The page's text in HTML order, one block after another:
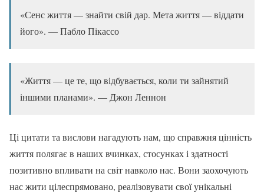
«Сенс життя — знайти свій дар. Мета життя — віддати
його». — Пабло Пікассо
«Життя — це те, що відбувається, коли ти зайнятий
іншими планами». — Джон Леннон
Ці цитати та вислови нагадують нам, що справжня цінність
життя полягає в наших вчинках, стосунках і здатності
позитивно впливати на світ навколо нас. Вони заохочують
нас жити цілеспрямовано, реалізовувати свої унікальні